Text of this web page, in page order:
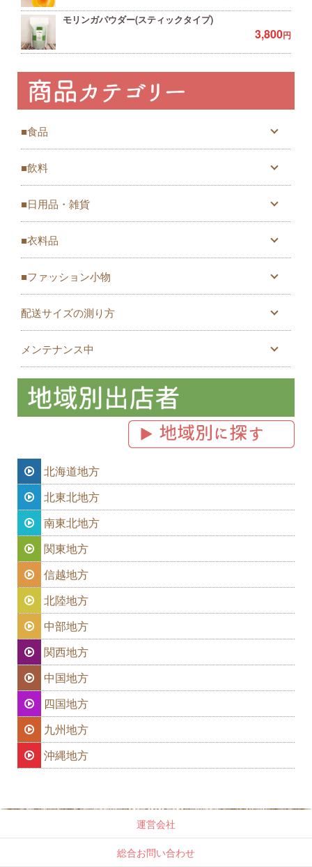
モリンガパウダー(スティックタイプ)
3,800円
■食品
■飲料
■日用品・雑貨
■衣料品
■ファッション小物
配送サイズの測り方
メンテナンス中
北海道地方
北東北地方
南東北地方
関東地方
信越地方
北陸地方
中部地方
関西地方
中国地方
四国地方
九州地方
沖縄地方
運営会社
総合お問い合わせ